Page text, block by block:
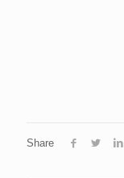
Share